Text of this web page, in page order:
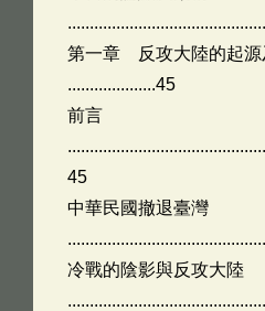
第一章 反攻大陸的起源
....................45
前言
45
中華民國撤退臺灣
冷戰的陰影與反攻大陸